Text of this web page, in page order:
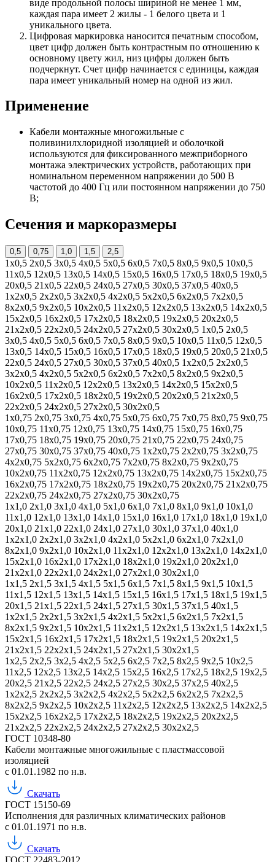
виде продольной полосы шириной не менее 1 мм,
каждая пара имеет 2 жилы - 1 белого цвета и 1
уникального цвета.
Цифровая маркировка наносится печатным способом,
цвет цифр должен быть контрастным по отношению к
основному цвету жил, низ цифры должен быть
подчеркнут. Счет цифр начинается с единицы, каждая
пара имеет уникальный номер на одной из жил.
Применение
Кабели монтажные многожильные с
поливинилхлоридной изоляцией и оболочкой
используются для фиксированного межприборного
монтажа электрических устройств, работающих при
номинальном переменном напряжении до 500 В
частотой до 400 Гц или постоянном напряжении до 750
В;
Сечения и маркоразмеры
0,5 0,75 1,0 1,5 2,5
1х0,5 2х0,5 3х0,5 4х0,5 5х0,5 6х0,5 7х0,5 8х0,5 9х0,5 10х0,5
11х0,5 12х0,5 13х0,5 14х0,5 15х0,5 16х0,5 17х0,5 18х0,5 19х0,5
20х0,5 21х0,5 22х0,5 24х0,5 27х0,5 30х0,5 37х0,5 40х0,5
1х2х0,5 2х2х0,5 3х2х0,5 4х2х0,5 5х2х0,5 6х2х0,5 7х2х0,5
8х2х0,5 9х2х0,5 10х2х0,5 11х2х0,5 12х2х0,5 13х2х0,5 14х2х0,5
15х2х0,5 16х2х0,5 17х2х0,5 18х2х0,5 19х2х0,5 20х2х0,5
21х2х0,5 22х2х0,5 24х2х0,5 27х2х0,5 30х2х0,5 1х0,5 2х0,5
3х0,5 4х0,5 5х0,5 6х0,5 7х0,5 8х0,5 9х0,5 10х0,5 11х0,5 12х0,5
13х0,5 14х0,5 15х0,5 16х0,5 17х0,5 18х0,5 19х0,5 20х0,5 21х0,5
22х0,5 24х0,5 27х0,5 30х0,5 37х0,5 40х0,5 1х2х0,5 2х2х0,5
3х2х0,5 4х2х0,5 5х2х0,5 6х2х0,5 7х2х0,5 8х2х0,5 9х2х0,5
10х2х0,5 11х2х0,5 12х2х0,5 13х2х0,5 14х2х0,5 15х2х0,5
16х2х0,5 17х2х0,5 18х2х0,5 19х2х0,5 20х2х0,5 21х2х0,5
22х2х0,5 24х2х0,5 27х2х0,5 30х2х0,5
1х0,75 2х0,75 3х0,75 4х0,75 5х0,75 6х0,75 7х0,75 8х0,75 9х0,75
10х0,75 11х0,75 12х0,75 13х0,75 14х0,75 15х0,75 16х0,75
17х0,75 18х0,75 19х0,75 20х0,75 21х0,75 22х0,75 24х0,75
27х0,75 30х0,75 37х0,75 40х0,75 1х2х0,75 2х2х0,75 3х2х0,75
4х2х0,75 5х2х0,75 6х2х0,75 7х2х0,75 8х2х0,75 9х2х0,75
10х2х0,75 11х2х0,75 12х2х0,75 13х2х0,75 14х2х0,75 15х2х0,75
16х2х0,75 17х2х0,75 18х2х0,75 19х2х0,75 20х2х0,75 21х2х0,75
22х2х0,75 24х2х0,75 27х2х0,75 30х2х0,75
1х1,0 2х1,0 3х1,0 4х1,0 5х1,0 6х1,0 7х1,0 8х1,0 9х1,0 10х1,0
11х1,0 12х1,0 13х1,0 14х1,0 15х1,0 16х1,0 17х1,0 18х1,0 19х1,0
20х1,0 21х1,0 22х1,0 24х1,0 27х1,0 30х1,0 37х1,0 40х1,0
1х2х1,0 2х2х1,0 3х2х1,0 4х2х1,0 5х2х1,0 6х2х1,0 7х2х1,0
8х2х1,0 9х2х1,0 10х2х1,0 11х2х1,0 12х2х1,0 13х2х1,0 14х2х1,0
15х2х1,0 16х2х1,0 17х2х1,0 18х2х1,0 19х2х1,0 20х2х1,0
21х2х1,0 22х2х1,0 24х2х1,0 27х2х1,0 30х2х1,0
1х1,5 2х1,5 3х1,5 4х1,5 5х1,5 6х1,5 7х1,5 8х1,5 9х1,5 10х1,5
11х1,5 12х1,5 13х1,5 14х1,5 15х1,5 16х1,5 17х1,5 18х1,5 19х1,5
20х1,5 21х1,5 22х1,5 24х1,5 27х1,5 30х1,5 37х1,5 40х1,5
1х2х1,5 2х2х1,5 3х2х1,5 4х2х1,5 5х2х1,5 6х2х1,5 7х2х1,5
8х2х1,5 9х2х1,5 10х2х1,5 11х2х1,5 12х2х1,5 13х2х1,5 14х2х1,5
15х2х1,5 16х2х1,5 17х2х1,5 18х2х1,5 19х2х1,5 20х2х1,5
21х2х1,5 22х2х1,5 24х2х1,5 27х2х1,5 30х2х1,5
1х2,5 2х2,5 3х2,5 4х2,5 5х2,5 6х2,5 7х2,5 8х2,5 9х2,5 10х2,5
11х2,5 12х2,5 13х2,5 14х2,5 15х2,5 16х2,5 17х2,5 18х2,5 19х2,5
20х2,5 21х2,5 22х2,5 24х2,5 27х2,5 30х2,5 37х2,5 40х2,5
1х2х2,5 2х2х2,5 3х2х2,5 4х2х2,5 5х2х2,5 6х2х2,5 7х2х2,5
8х2х2,5 9х2х2,5 10х2х2,5 11х2х2,5 12х2х2,5 13х2х2,5 14х2х2,5
15х2х2,5 16х2х2,5 17х2х2,5 18х2х2,5 19х2х2,5 20х2х2,5
21х2х2,5 22х2х2,5 24х2х2,5 27х2х2,5 30х2х2,5
ГОСТ 10348-80
Кабели монтажные многожильные с пластмассовой
изоляцией
с 01.01.1982 по н.в.
Скачать
ГОСТ 15150-69
Исполнения для различных климатических районов
с 01.01.1971 по н.в.
Скачать